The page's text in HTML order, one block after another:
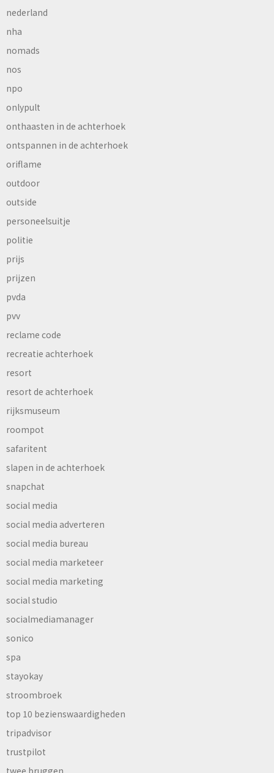
nederland
nha
nomads
nos
npo
onlypult
onthaasten in de achterhoek
ontspannen in de achterhoek
oriflame
outdoor
outside
personeelsuitje
politie
prijs
prijzen
pvda
pvv
reclame code
recreatie achterhoek
resort
resort de achterhoek
rijksmuseum
roompot
safaritent
slapen in de achterhoek
snapchat
social media
social media adverteren
social media bureau
social media marketeer
social media marketing
social studio
socialmediamanager
sonico
spa
stayokay
stroombroek
top 10 bezienswaardigheden
tripadvisor
trustpilot
twee bruggen